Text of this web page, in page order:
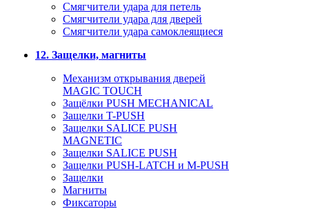
Смягчители удара для петель
Смягчители удара для дверей
Cмягчители удара самоклеящиеся
12. Защелки, магниты
Механизм открывания дверей
MAGIC TOUCH
Защёлки PUSH MECHANICAL
Защелки T-PUSH
Защелки SALICE PUSH
MAGNETIC
Защелки SALICE PUSH
Защелки PUSH-LATCH и M-PUSH
Защелки
Магниты
Фиксаторы